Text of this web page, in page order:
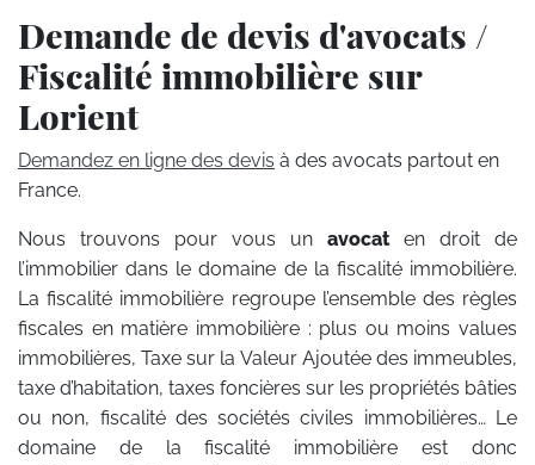
Demande de devis d'avocats /
Fiscalité immobilière sur
Lorient
Demandez en ligne des devis à des avocats partout en
France.
Nous trouvons pour vous un avocat en droit de
l’immobilier dans le domaine de la fiscalité immobilière.
La fiscalité immobilière regroupe l’ensemble des règles
fiscales en matière immobilière : plus ou moins values
immobilières, Taxe sur la Valeur Ajoutée des immeubles,
taxe d’habitation, taxes foncières sur les propriétés bâties
ou non, fiscalité des sociétés civiles immobilières… Le
domaine de la fiscalité immobilière est donc